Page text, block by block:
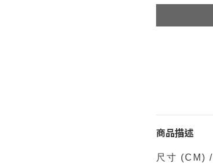
商品描述
尺寸 (CM) /